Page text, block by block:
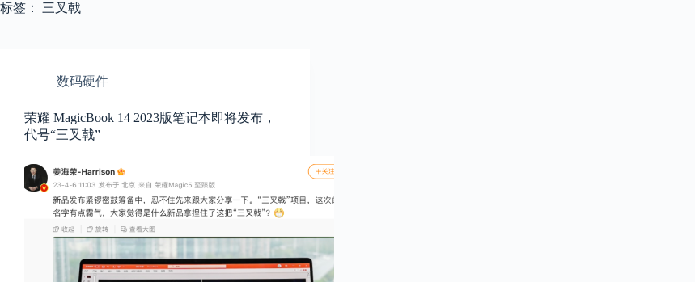
标签： 三叉戟
数码硬件
荣耀 MagicBook 14 2023版笔记本即将发布，
代号“三叉戟”